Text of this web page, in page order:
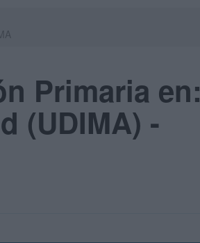
Primaria en:
(UDIMA) -